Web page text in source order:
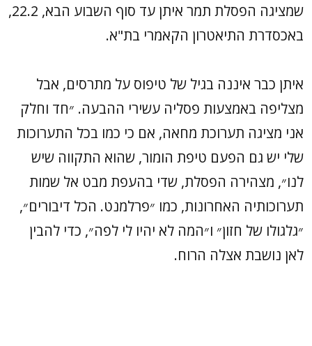
שמציגה הפסלת תמר איתן עד סוף השבוע הבא, 22.2,
באכסדרת התיאטרון הקאמרי בת"א.
איתן כבר איננה בגיל של טיפוס על מתרסים, אבל
מצליפה באמצעות פסליה עשירי ההבעה. ״חד וחלק
אני מציגה תערוכת מחאה, אם כי כמו בכל התערוכות
שלי יש גם הפעם טיפת הומור, שהוא התקווה שיש
לנו״, מצהירה הפסלת, שדי בהעפת מבט אל שמות
תערוכותיה האחרונות, כמו ״פרלמנט. הכל דיבורים״,
״גלגולו של חזון״ ו״המה לא יהיו לי לפה״, כדי להבין
לאן נושבת אצלה הרוח.